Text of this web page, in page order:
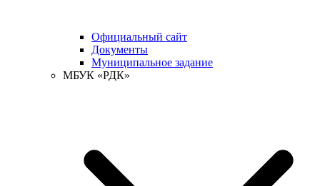
Официальный сайт
Документы
Муниципальное задание
МБУК «РДК»